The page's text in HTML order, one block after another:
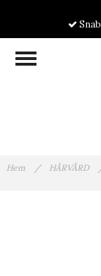
Hem / HÅRVÅRD